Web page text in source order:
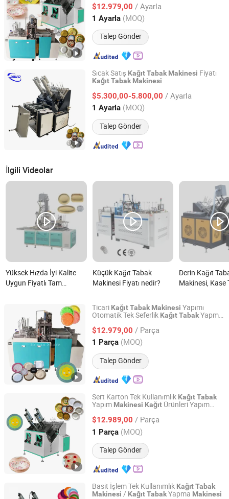
Uygun Fiyatlı KağıtTabak
Makinesi
$12.979,00 / Ayarla
1 Ayarla (MOQ)
Talep Gönder
Henan, China Fiyat 2026
Sıcak Satış KağıtTabak Makinesi Fiyatı
KağıtTabak Makinesi
$5.300,00-5.800,00 / Ayarla
1 Ayarla (MOQ)
Talep Gönder
Zhengzhou Jawo Machinery Co., Ltd.
Henan, China Fiyat 2023
İlgili Videolar
Yüksek Hızda İyi Kalite
Uygun Fiyatlı Tam
Şekillendirme
Dönüştürme Yapma
Makinesi nedir?
Küçük Kağıt Tabak
Makinesi Fiyatı nedir?
Derin Kağıt
Makinesi, Kase
Makinesi, Kare
Yüksek Kalite
Ticari KağıtTabak Makinesi Yapımı
Otomatik Tek Seferlik KağıtTabakYapma
$12.979,00 / Parça
1 Parça (MOQ)
Talep Gönder
Henan Share M&E Equipment Co., Ltd
Henan, China Fiyat 2025
Sert Karton Tek Kullanımlık KağıtTabak
Yapım Makinesi Kağıt Ürünleri Yapım
$12.989,00 / Parça
1 Parça (MOQ)
Talep Gönder
Zhengzhou Share Machinery Co., Ltd.
Henan, China Fiyat 2023
Basit İşlem Tek Kullanımlık KağıtTabak
Makinesi / KağıtTabakYapma Makinesi